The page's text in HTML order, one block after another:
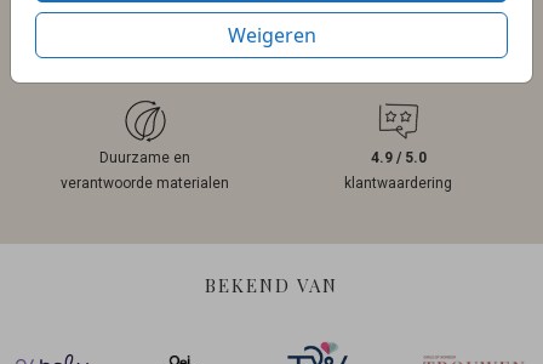
Weigeren
binnen 1 werkdag
bij ontwerpen
Duurzame en
verantwoorde materialen
4.9 / 5.0
klantwaardering
BEKEND VAN